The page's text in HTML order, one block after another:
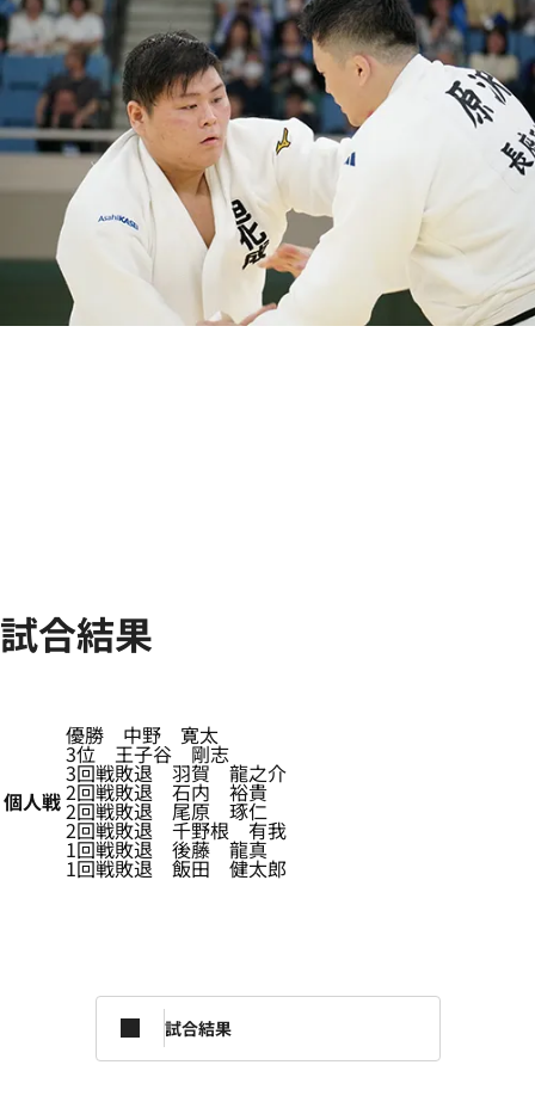
試合結果
個人戦
優勝 中野 寛太
3位 王子谷 剛志
3回戦敗退 羽賀 龍之介
2回戦敗退 石内 裕貴
2回戦敗退 尾原 琢仁
2回戦敗退 千野根 有我
1回戦敗退 後藤 龍真
1回戦敗退 飯田 健太郎
試合結果